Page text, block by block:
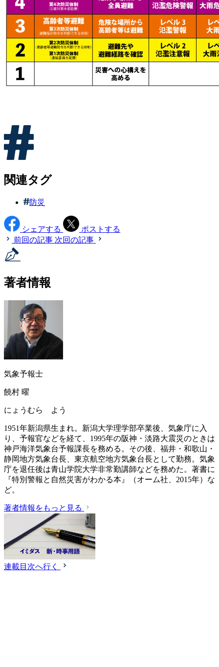
関連タグ
防災
シェアする
ポストする
前回の記事 次回の記事
著者情報
気象予報士
饒村 曜
にょうむら よう
1951年新潟県生まれ。新潟大学理学部卒業後、気象庁に入
り、予報官などを経て、1995年の阪神・淡路大震災のときは
神戸海洋気象台予報課長を務める。その後、福井・和歌山・
静岡地方気象台長、東京航空地方気象台長として勤務。気象
庁を退任後は青山学院大学非常勤講師などを務めた。著書に
『特別警報と自然災害がわかる本』（オーム社、2015年）な
ど。
著者情報をもっと見る
連載目次へ行く